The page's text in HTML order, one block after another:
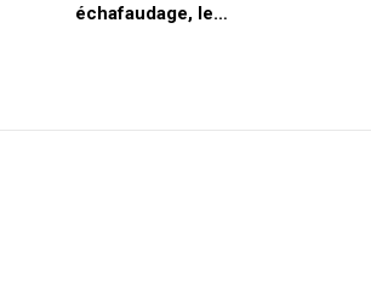
échafaudage, le…